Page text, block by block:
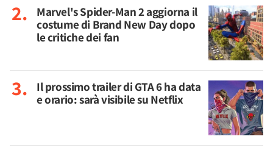
Marvel's Spider-Man 2 aggiorna il
costume di Brand New Day dopo
le critiche dei fan
Il prossimo trailer di GTA 6 ha data
e orario: sarà visibile su Netflix